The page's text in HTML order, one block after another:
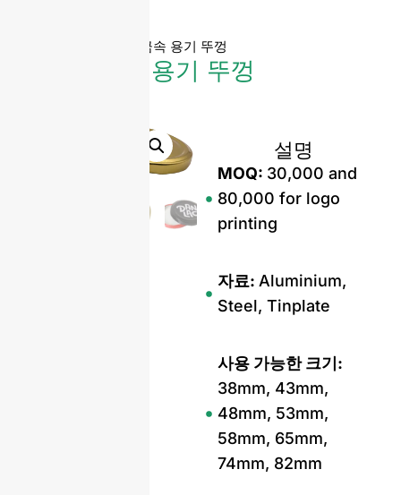
낮은 금속 용기 뚜껑
낮은 금속 용기 뚜껑
설명
MOQ: 30,000 and
80,000 for logo
printing
자료:Aluminium,
Steel, Tinplate
사용 가능한 크기:
38mm, 43mm,
48mm, 53mm,
58mm, 65mm,
74mm, 82mm